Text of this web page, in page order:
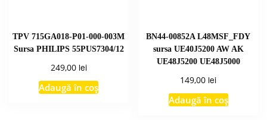
TPV 715GA018-P01-000-003M
Sursa PHILIPS 55PUS7304/12
249,00 lei
Adaugă în coș
BN44-00852A L48MSF_FDY
sursa UE40J5200 AW AK
UE48J5200 UE48J5000
149,00 lei
Adaugă în coș